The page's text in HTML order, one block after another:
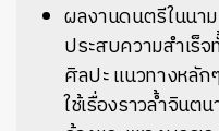
ผลงานดนตรีในนา
ประสบความสำเร็จ
ศิลปะ แนวทางหลั
ใช้เรื่องราวล้ำจินต